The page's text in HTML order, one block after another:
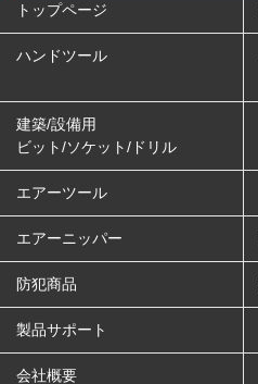
トップページ
ハンドツール
建築/設備用
ビット/ソケット/ドリル
エアーツール
エアーニッパー
防犯商品
製品サポート
会社概要